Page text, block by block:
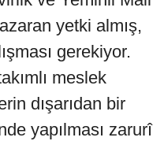
yetki almış,
gerekiyor.
meslek
dışarıdan bir
yapılması zarurî